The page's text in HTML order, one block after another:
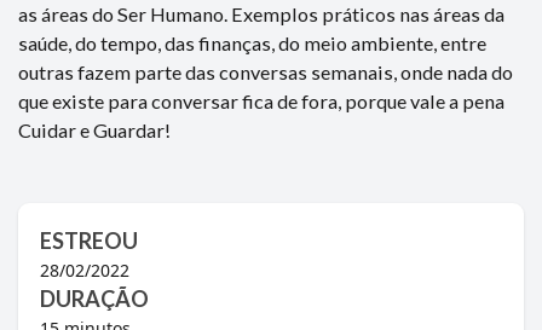
as áreas do Ser Humano. Exemplos práticos nas áreas da
saúde, do tempo, das finanças, do meio ambiente, entre
outras fazem parte das conversas semanais, onde nada do
que existe para conversar fica de fora, porque vale a pena
Cuidar e Guardar!
ESTREOU
28/02/2022
DURAÇÃO